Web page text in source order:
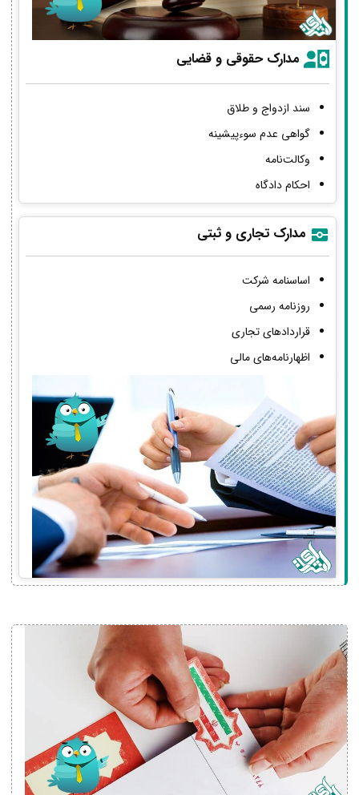
مدارک حقوقی و قضایی
سند ازدواج و طلاق
گواهی عدم سوءپیشینه
وکالت‌نامه
احکام دادگاه
مدارک تجاری و ثبتی
اساسنامه شرکت
روزنامه رسمی
قراردادهای تجاری
اظهارنامه‌های مالی